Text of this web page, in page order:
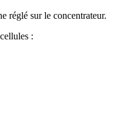
réglé sur le concentrateur.
: